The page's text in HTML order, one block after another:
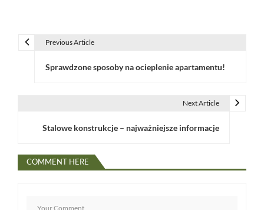
a
Previous Article
Sprawdzone sposoby na ocieplenie apartamentu!
Next Article
Stalowe konstrukcje – najważniejsze informacje
COMMENT HERE